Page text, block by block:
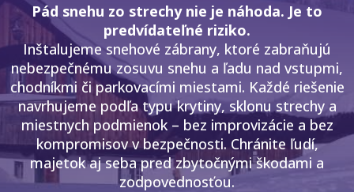
Pád snehu zo strechy nie je náhoda. Je to
predvídateľné riziko.
Inštalujeme snehové zábrany, ktoré zabraňujú
nebezpečnému zosuvu snehu a ľadu nad vstupmi,
chodníkmi či parkovacími miestami. Každé riešenie
navrhujeme podľa typu krytiny, sklonu strechy a
miestnych podmienok – bez improvizácie a bez
kompromisov v bezpečnosti. Chránite ľudí,
majetok aj seba pred zbytočnými škodami a
zodpovednosťou.